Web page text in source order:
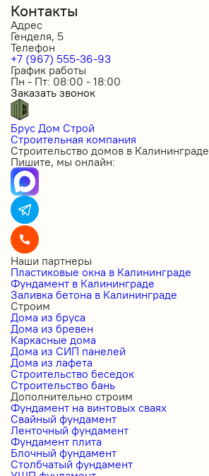
Контакты
Адрес
Генделя, 5
Телефон
+7 (967) 555-36-93
График работы
Пн - Пт: 08:00 - 18:00
Заказать звонок
Брус Дом Строй
Строительная компания
Строительство домов в Калининграде
Пишите, мы онлайн:
Наши партнеры
Пластиковые окна в Калининграде
Фундамент в Калининграде
Заливка бетона в Калининграде
Строим
Дома из бруса
Дома из бревен
Каркасные дома
Дома из СИП панелей
Дома из лафета
Строительство беседок
Строительство бань
Дополнительно строим
Фундамент на винтовых сваях
Свайный фундамент
Ленточный фундамент
Фундамент плита
Блочный фундамент
Столбчатый фундамент